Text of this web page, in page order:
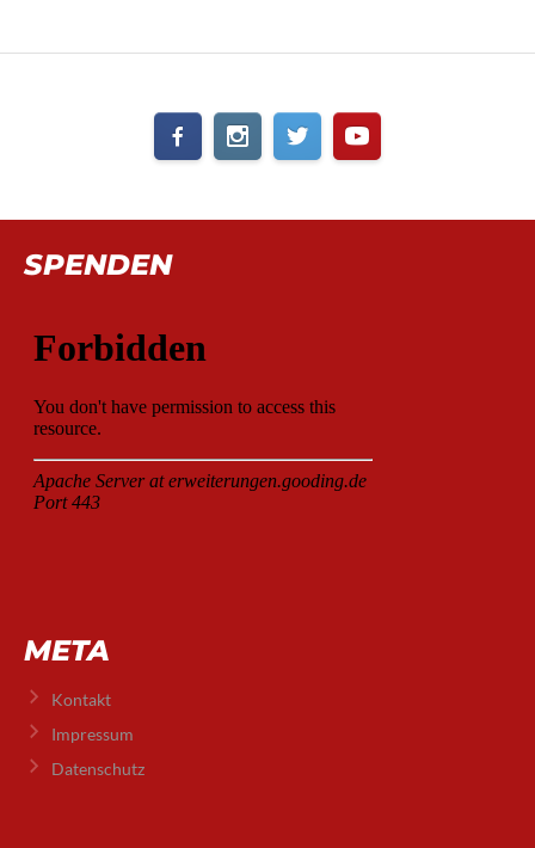
SPENDEN
META
Kontakt
Impressum
Datenschutz